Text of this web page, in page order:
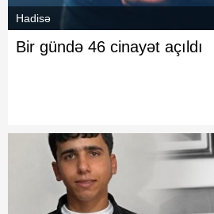
Hadisə
Bir gündə 46 cinayət açıldı